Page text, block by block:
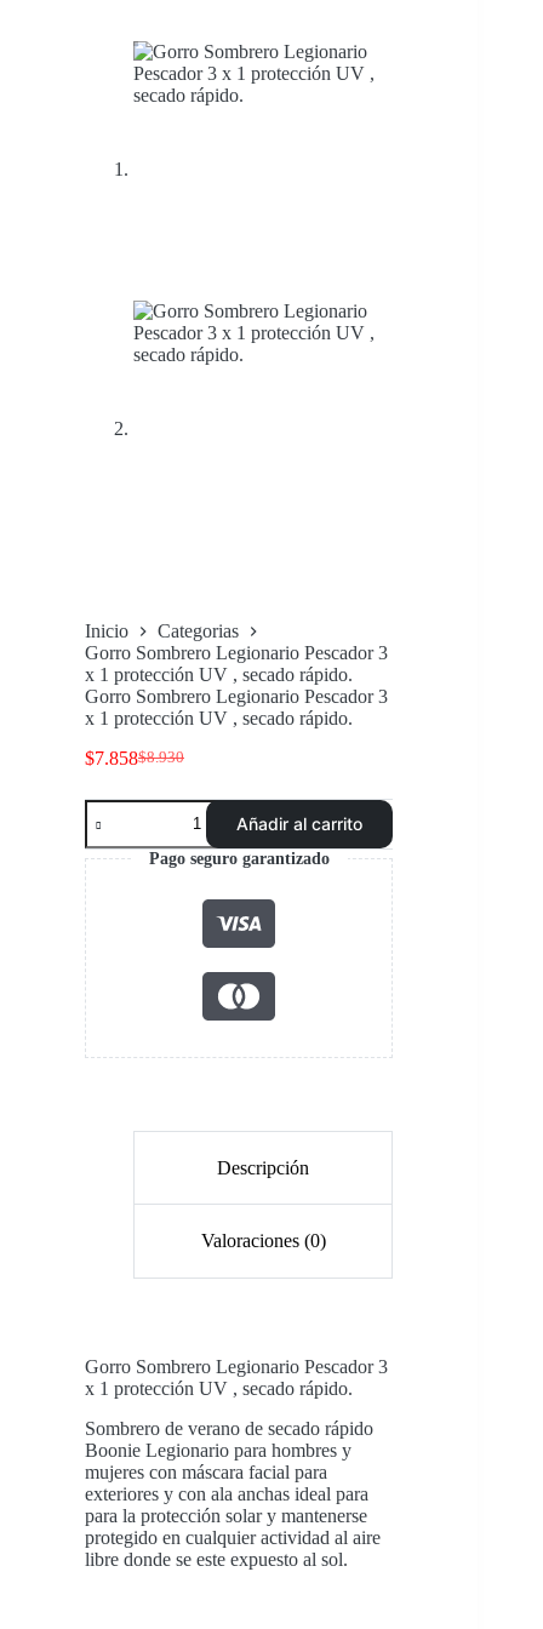
Inicio
Categorias
Gorro Sombrero Legionario Pescador 3
x 1 protección UV , secado rápido.
Gorro Sombrero Legionario Pescador 3
x 1 protección UV , secado rápido.
$8.930
El
$8.930.
$7.858El
$7.858.
Gorro
Sombrero
Legionario
Pescador
3
x
1
protección
UV
,
secado
rápido.
cantidad
Añadir al carrito
Pago seguro garantizado
Descripción
Valoraciones (0)
Gorro Sombrero Legionario Pescador 3
x 1 protección UV , secado rápido.
Sombrero de verano de secado rápido
Boonie Legionario para hombres y
mujeres con máscara facial para
exteriores y con ala anchas ideal para
para la protección solar y mantenerse
protegido en cualquier actividad al aire
libre donde se este expuesto al sol.